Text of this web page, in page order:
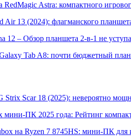
RedMagic Astra: компактного
Air 13 (2024): флагманского
12 – Обзор планшета 2-в-1 не
Tab A8: почти бюджетный
Strix Scar 18 (2025): невероятно
ПК 2025 года: Рейтинг
на Ryzen 7 8745HS: мини-ПК для